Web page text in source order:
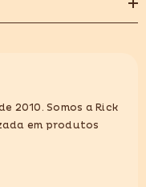
2010. Somos a Rick
em produtos